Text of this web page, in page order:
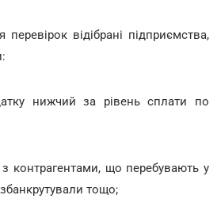
відібрані підприємства,
нижчий за рівень сплати по
з контрагентами, що перебувають у
тощо;